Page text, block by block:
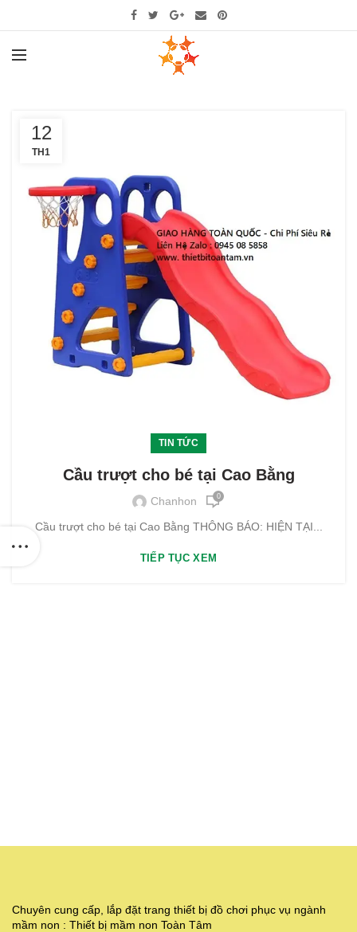
12
TH1
TIN TỨC
Cầu trượt cho bé tại Cao Bằng
Chanhon 0
Cầu trượt cho bé tại Cao Bằng THÔNG BÁO: HIỆN TẠI...
TIẾP TỤC XEM
Chuyên cung cấp, lắp đặt trang thiết bị đồ chơi phục vụ ngành
mầm non : Thiết bị mầm non Toàn Tâm